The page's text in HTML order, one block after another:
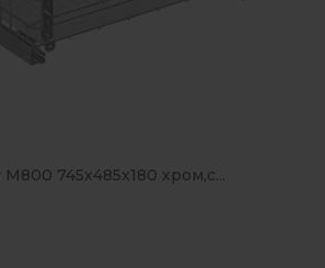
745x485x180 хром,с...